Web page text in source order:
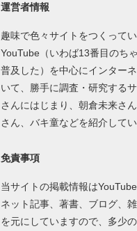
運営者情報
趣味で色々サイトをつくって
YouTube（いわば13番目のち
普及した）を中心にインター
いて、勝手に調査・研究する
さんにはじまり、朝倉未来さ
さん、バキ童などを紹介してい
免責事項
当サイトの掲載情報は
ネット記事、著書、ブログ、
を元にしていますので、多少